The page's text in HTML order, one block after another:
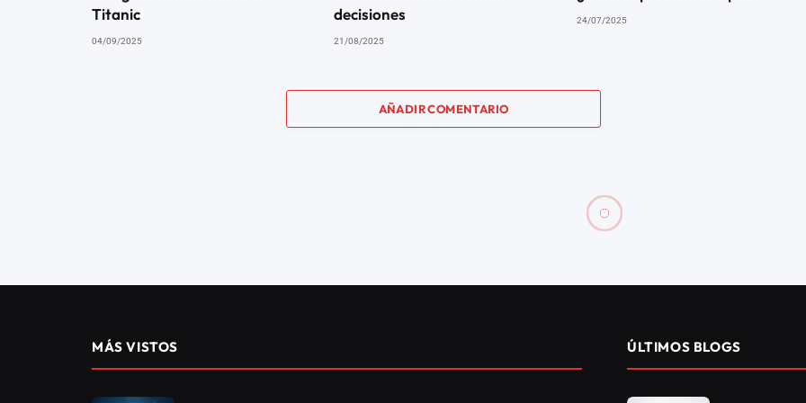
Titanic
04/09/2025
decisiones
21/08/2025
24/07/2025
AÑADIR COMENTARIO
“Las 10 cosas más sagradas”: el Espíritu Santo
05/11/2024 0 Social